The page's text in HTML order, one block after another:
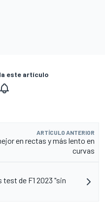
este artículo
ARTÍCULO ANTERIOR
en rectas y más lento en
curvas
de F1 2023 "sin